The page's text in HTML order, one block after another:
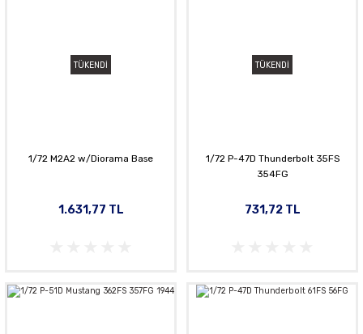
TÜKENDİ
1/72 M2A2 w/Diorama Base
1.631,77 TL
TÜKENDİ
1/72 P-47D Thunderbolt 35FS
354FG
731,72 TL